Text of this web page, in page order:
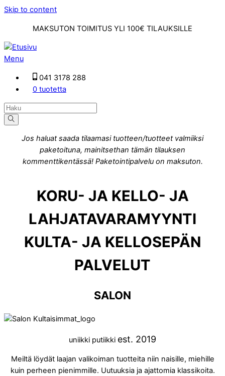
Skip to content
MAKSUTON TOIMITUS YLI 100€ TILAUKSILLE
Menu
041 3178 288
0 tuotetta
Jos haluat saada tilaamasi tuotteen/tuotteet valmiiksi
paketoituna, mainitsethan tämän tilauksen
kommenttikentässä! Paketointipalvelu on maksuton.
KORU- JA KELLO- JA
LAHJATAVARAMYYNTI
KULTA- JA KELLOSEPÄN
PALVELUT
SALON
uniikki putiikki est. 2019
Meiltä löydät laajan valikoiman tuotteita niin naisille, miehille
kuin perheen pienimmille. Uutuuksia ja ajattomia klassikoita.